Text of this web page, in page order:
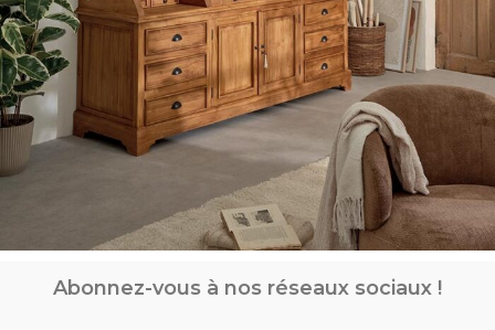
Abonnez-vous à nos réseaux sociaux !